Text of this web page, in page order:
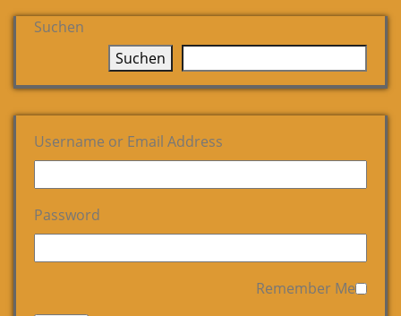
Suchen
Suchen
Username or Email Address
Password
Remember Me